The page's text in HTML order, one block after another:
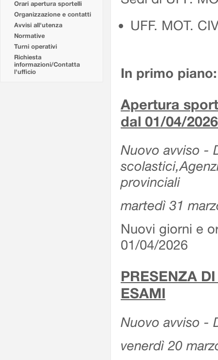
Orari apertura sportelli
Organizzazione e contatti
Avvisi all'utenza
Normative
Turni operativi
Richiesta
informazioni/Contatta
l'ufficio
UFF. MOT.
In primo piano:
Apertura
dal 01/04/2026
Nuovo avviso -
provinciali
martedì 31
Nuovi giorni e
01/04/2026
PRESENZA
ESAMI
Nuovo avviso -
venerdì 20